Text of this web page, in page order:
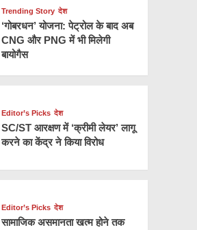
Trending Story देश
‘गोबरधन’ योजना: पेट्रोल के बाद अब
CNG और PNG में भी मिलेगी
बायोगैस
Editor’s Picks देश
SC/ST आरक्षण में ‘क्रीमी लेयर’ लागू
करने का केंद्र ने किया विरोध
Editor’s Picks देश
सामाजिक असमानता खत्म होने तक